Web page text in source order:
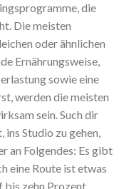
die
Die meisten
oder ähnlichen
Ernährungsweise,
sowie eine
werden die meisten
sein. Such dir
ins Studio zu gehen,
an Folgendes: Es gibt
eine Route ist etwas
bis zehn Prozent